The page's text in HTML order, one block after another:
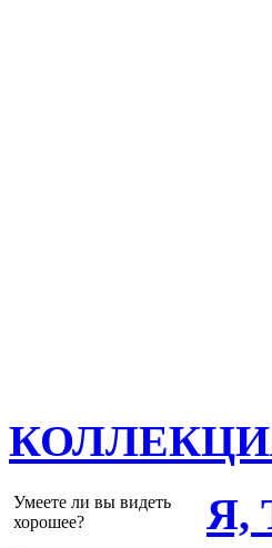
Умеете ли вы видеть
хорошее?
Я,